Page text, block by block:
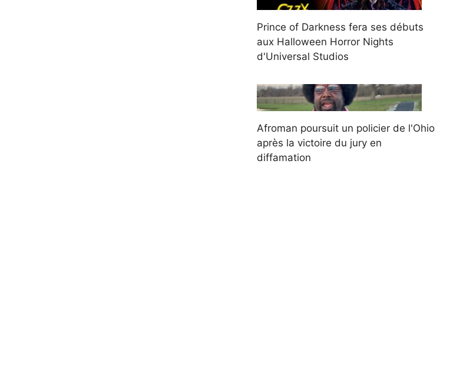
Prince of Darkness fera ses débuts
aux Halloween Horror Nights
d'Universal Studios
Afroman poursuit un policier de l'Ohio
après la victoire du jury en
diffamation